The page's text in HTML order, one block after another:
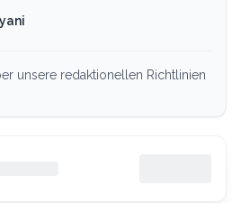
unsere redaktionellen Richtlinien